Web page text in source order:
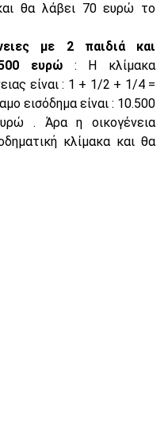
θα λάβει 70 ευρώ το
με 2 παιδιά και
ευρώ : Η κλίμακα
είναι : 1 + 1/2 + 1/4 =
εισόδημα είναι : 10.500
. Άρα η οικογένεια
κλίμακα και θα